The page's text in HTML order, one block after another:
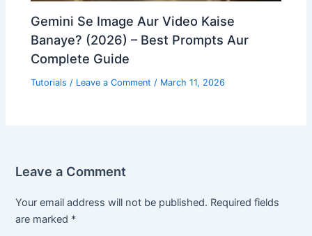
Gemini Se Image Aur Video Kaise
Banaye? (2026) – Best Prompts Aur
Complete Guide
Tutorials / Leave a Comment / March 11, 2026
Leave a Comment
Your email address will not be published. Required fields
are marked *